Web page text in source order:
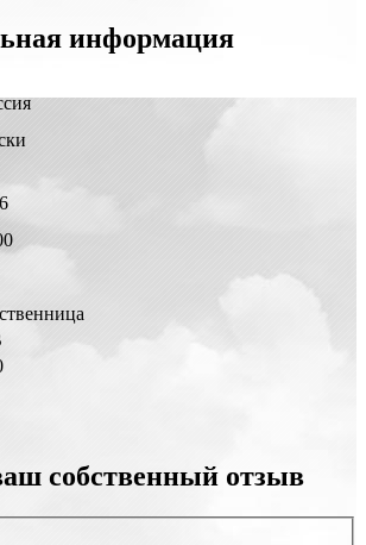
информация
собственный отзыв